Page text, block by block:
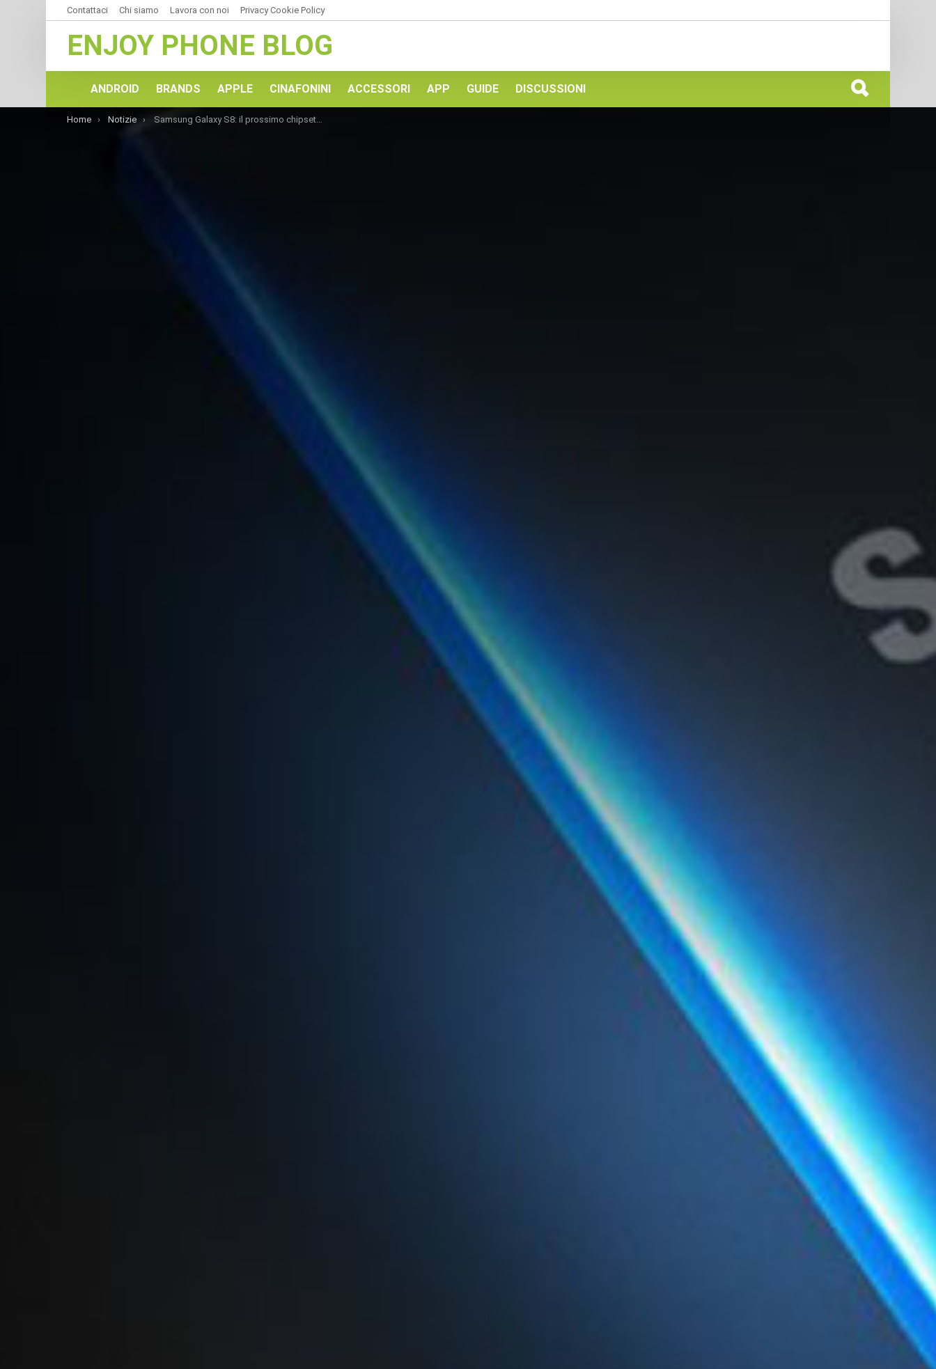
Contattaci Chi siamo Lavora con noi Privacy Cookie Policy
ENJOY PHONE BLOG
ANDROID BRANDS APPLE CINAFONINI ACCESSORI APP GUIDE DISCUSSIONI
You are here:
Home Notizie Samsung Galaxy S8: il prossimo chipset si chiamerà Exynos 9810. Ecco le specifiche